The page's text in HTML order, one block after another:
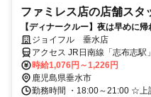
ファミレス店の店舗スタ
【ディナークルー】夜は早めに
安心収入！週3～OK！
ジョイフル 垂水店
アクセス JR日南線「志布志駅
時給1,076円～1,226円
鹿児島県垂水市
勤務時間 ・18:00～21:00 ☆上